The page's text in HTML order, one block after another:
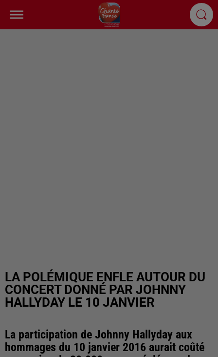
LA POLÉMIQUE ENFLE AUTOUR DU
CONCERT DONNÉ PAR JOHNNY
HALLYDAY LE 10 JANVIER
La participation de Johnny Hallyday aux
hommages du 10 janvier 2016 aurait coûté